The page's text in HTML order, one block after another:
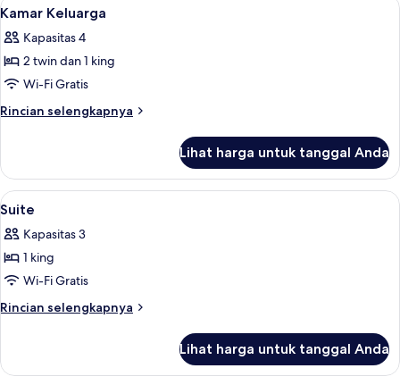
Deluks
semua
foto
untuk
Kamar
Keluarga
6
Kamar Keluarga
Kapasitas 4
2 twin dan 1 king
Wi-Fi Gratis
Rincian selengkapnya
Rincian
Kamar
Keluarga
Lihat harga untuk tanggal Anda
Lihat
semua
foto
untuk
Suite
Brankas, meja kerja, tirai kedap
4
Suite
Kapasitas 3
1 king
Wi-Fi Gratis
Rincian selengkapnya
Rincian
Suite
Lihat harga untuk tanggal Anda